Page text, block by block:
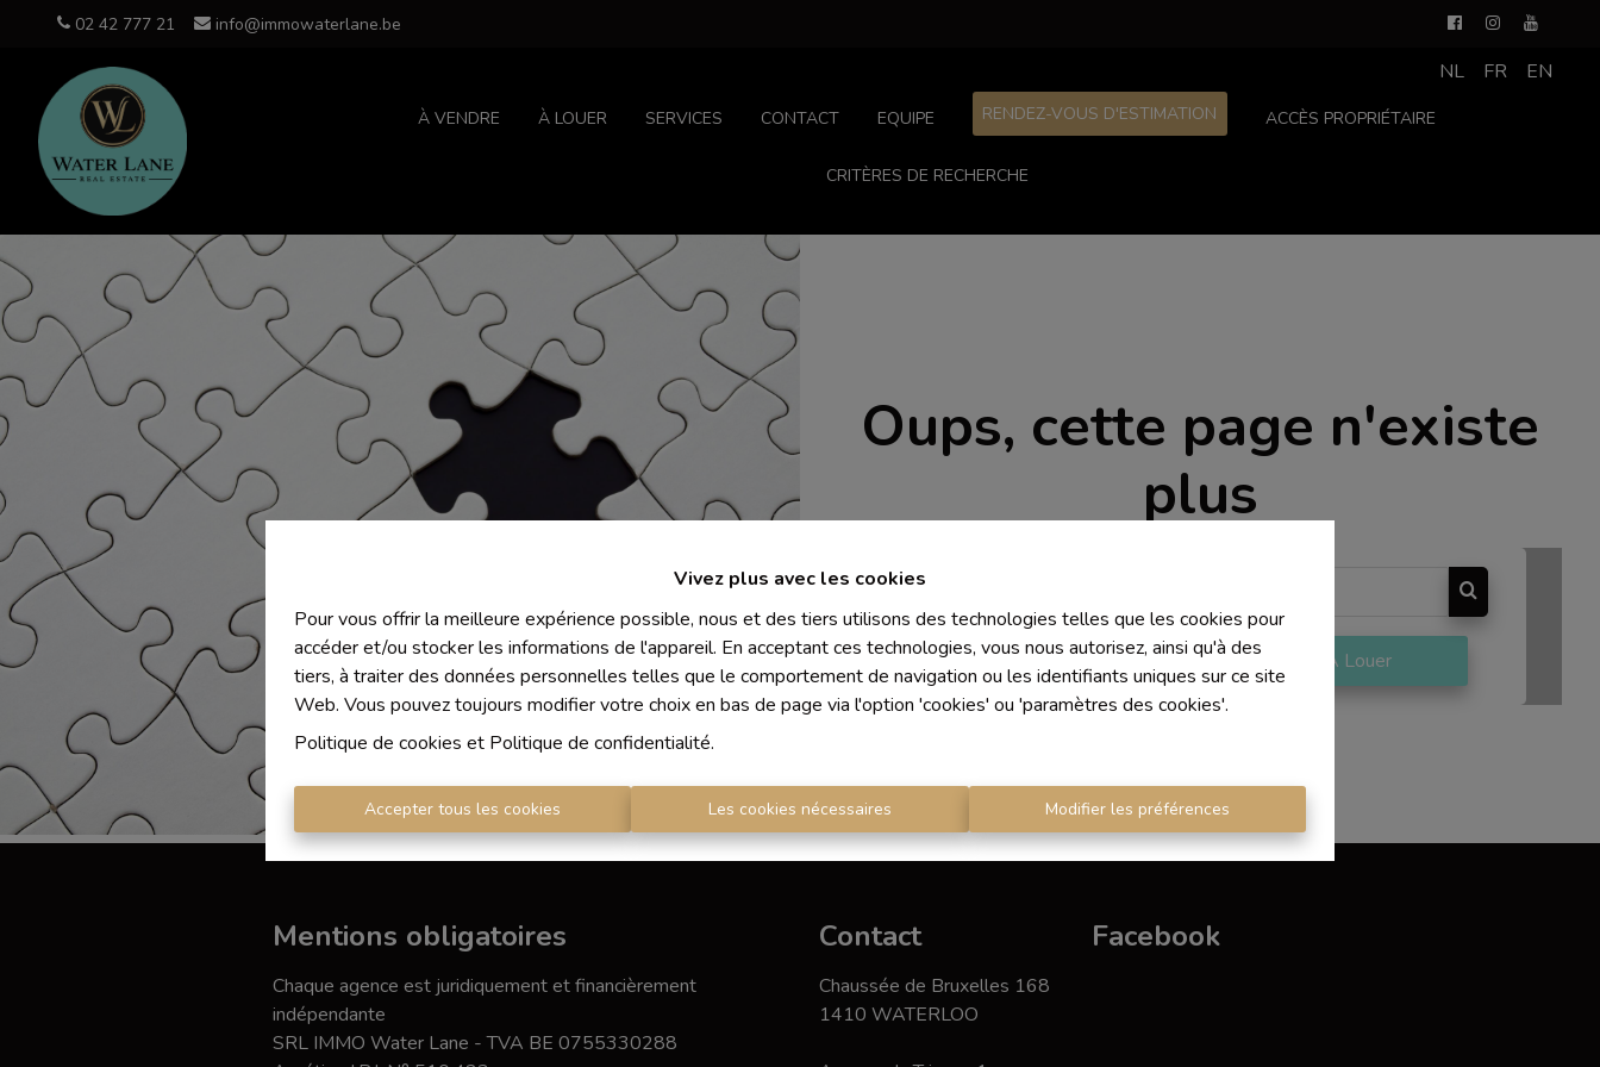
Vivez plus avec les cookies
Pour vous offrir la meilleure expérience possible, nous et des tiers utilisons des technologies telles que les cookies pour
accéder et/ou stocker les informations de l'appareil. En acceptant ces technologies, vous nous autorisez, ainsi qu'à des
tiers, à traiter des données personnelles telles que le comportement de navigation ou les identifiants uniques sur ce site
Web. Vous pouvez toujours modifier votre choix en bas de page via l'option 'cookies' ou 'paramètres des cookies'.
Politique de cookies et Politique de confidentialité.
Accepter tous les cookies Les cookies nécessaires Modifier les préférences
02 42 777 21 info@immowaterlane.be
À VENDRE À LOUER SERVICES CONTACT EQUIPE RENDEZ-VOUS D'ESTIMATION ACCÈS PROPRIÉTAIRE
CRITÈRES DE RECHERCHE
NL FR EN
Oups, cette page n'existe
plus
À Vendre À Louer
Mentions obligatoires
Chaque agence est juridiquement et financièrement
indépendante
SRL IMMO Water Lane - TVA BE 0755330288
Contact
Chaussée de Bruxelles 168
1410 WATERLOO
Facebook